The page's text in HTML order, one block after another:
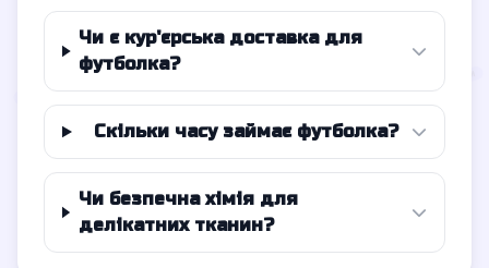
Чи є кур'єрська доставка для
футболка?
Скільки часу займає футболка?
Чи безпечна хімія для
делікатних тканин?